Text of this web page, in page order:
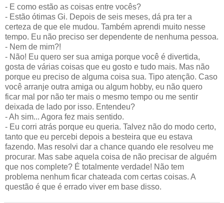
- E como estão as coisas entre vocês?
- Estão ótimas Gi. Depois de seis meses, dá pra ter a
certeza de que ele mudou. Também aprendi muito nesse
tempo. Eu não preciso ser dependente de nenhuma pessoa.
- Nem de mim?!
- Não! Eu quero ser sua amiga porque você é divertida,
gosta de várias coisas que eu gosto e tudo mais. Mas não
porque eu preciso de alguma coisa sua. Tipo atenção. Caso
você arranje outra amiga ou algum hobby, eu não quero
ficar mal por não ter mais o mesmo tempo ou me sentir
deixada de lado por isso. Entendeu?
- Ah sim... Agora fez mais sentido.
- Eu corri atrás porque eu queria. Talvez não do modo certo,
tanto que eu percebi depois a besteira que eu estava
fazendo. Mas resolvi dar a chance quando ele resolveu me
procurar. Mas sabe aquela coisa de não precisar de alguém
que nos complete? É totalmente verdade! Não tem
problema nenhum ficar chateada com certas coisas. A
questão é que é errado viver em base disso.